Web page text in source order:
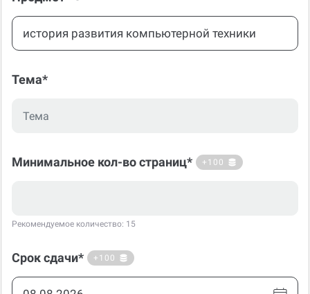
Тема*
Минимальное кол-во страниц* +100
Рекомендуемое количество: 15
Срок сдачи* +100